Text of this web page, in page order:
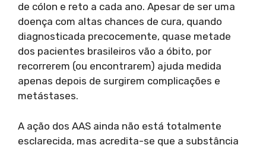
de cólon e reto a cada ano. Apesar de ser uma
doença com altas chances de cura, quando
diagnosticada precocemente, quase metade
dos pacientes brasileiros vão a óbito, por
recorrerem (ou encontrarem) ajuda medida
apenas depois de surgirem complicações e
metástases.
A ação dos AAS ainda não está totalmente
esclarecida, mas acredita-se que a substância